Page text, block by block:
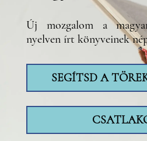
Új mozgalom a
nyelven írt könyveinek
SEGÍTSD A